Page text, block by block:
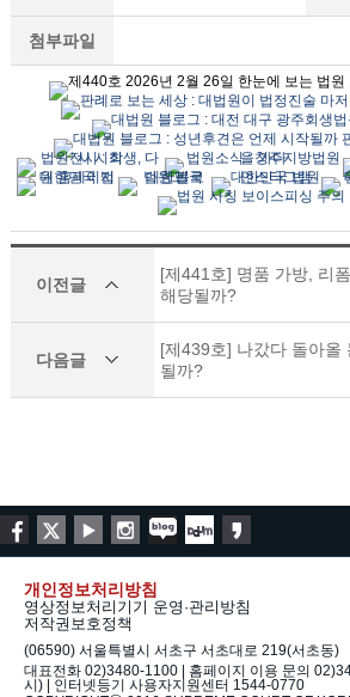
첨부파일
이전글
[제441호] 명품 가방, 리
해당될까?
다음글
[제439호] 나갔다 돌아올
될까?
개인정보처리방침
영상정보처리기기 운영·관리방침
저작권보호정책
(06590) 서울특별시 서초구 서초대로 219(서초동)
대표전화 02)3480-1100 | 홈페이지 이용 문의
시) | 인터넷등기 사용자지원센터 1544-0770